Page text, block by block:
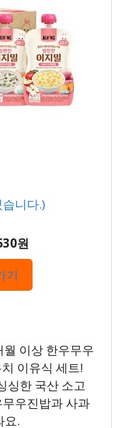
니다.)
원
기
이상 한우무우
이유식 세트!
싱한 국산 소고
우진밥과 사과
요.